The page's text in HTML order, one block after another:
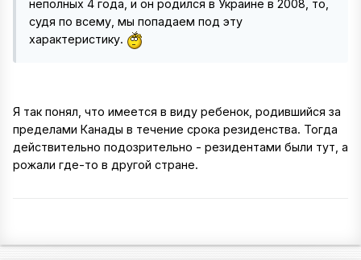
неполных 4 года, и он родился в Украине в 2008, то,
судя по всему, мы попадаем под эту
характеристику.
Я так понял, что имеется в виду ребенок, родившийся за
пределами Канады в течение срока резиденства. Тогда
действительно подозрительно - резидентами были тут, а
рожали где-то в другой стране.